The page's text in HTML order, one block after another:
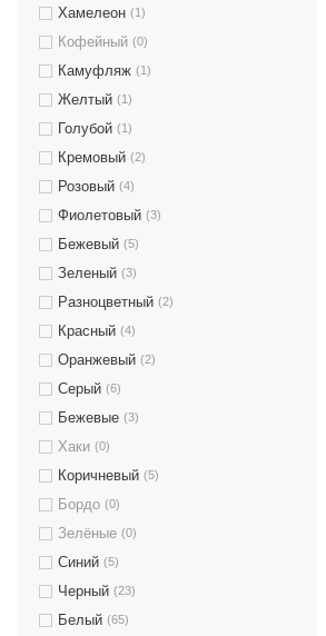
Хамелеон (1)
Кофейный (0)
Камуфляж (1)
Желтый (1)
Голубой (1)
Кремовый (2)
Розовый (4)
Фиолетовый (3)
Бежевый (5)
Зеленый (3)
Разноцветный (2)
Красный (4)
Оранжевый (2)
Серый (6)
Бежевые (3)
Хаки (0)
Коричневый (5)
Бордо (0)
Зелёные (0)
Синий (5)
Черный (23)
Белый (65)